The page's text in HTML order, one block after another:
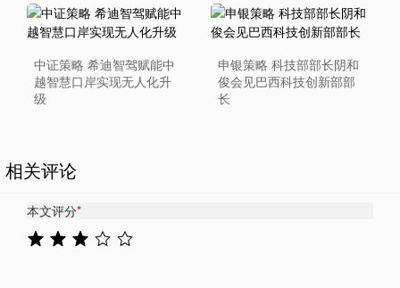
中证策略 希迪智驾赋能中
越智慧口岸实现无人化升
级
申银策略 科技部部长阴和
俊会见巴西科技创新部部
长
相关评论
本文评分*